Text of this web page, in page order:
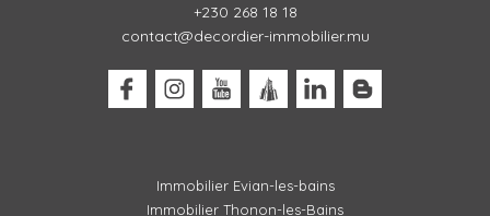
+230 268 18 18
contact@decordier-immobilier.mu
Immobilier Evian-les-bains
Immobilier Thonon-les-Bains